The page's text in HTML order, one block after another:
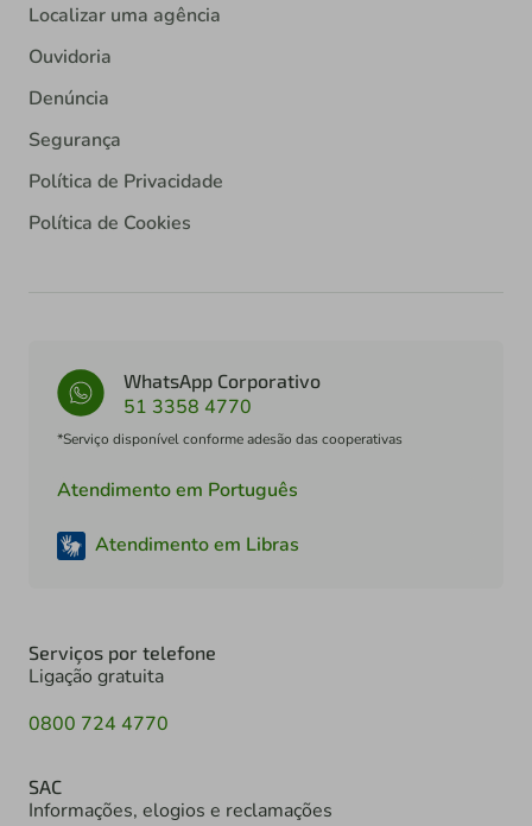
Localizar uma agência
Ouvidoria
Denúncia
Segurança
Política de Privacidade
Política de Cookies
WhatsApp Corporativo
51 3358 4770
*Serviço disponível conforme adesão das cooperativas
Atendimento em Português
Atendimento em Libras
Serviços por telefone
Ligação gratuita
0800 724 4770
SAC
Informações, elogios e reclamações